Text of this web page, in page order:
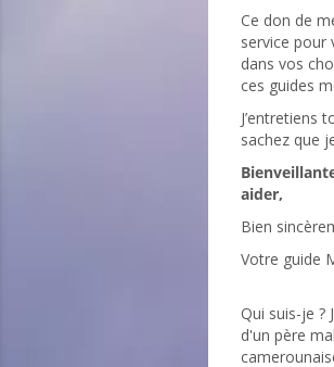
Ce don de
service pour
dans vos
ces guides
J’entretiens
sachez que
aider,
Bien
Votre guide
Qui suis-je ?
d'un père